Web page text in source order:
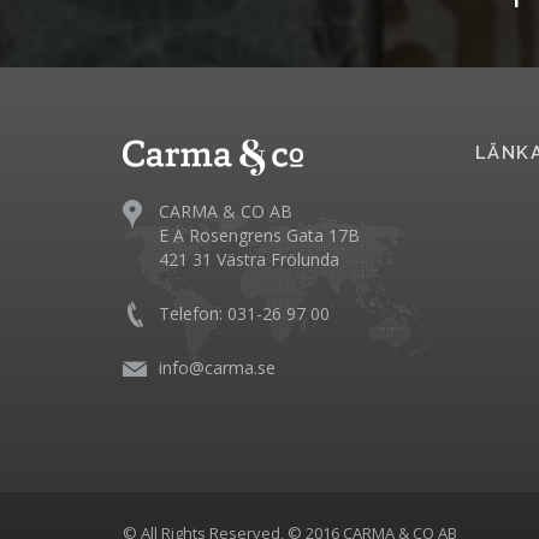
CARMA & CO AB
E A Rosengrens Gata 17B
421 31 Västra Frölunda
Telefon: 031-26 97 00
info@carma.se
© All Rights Reserved, © 2016 CARMA & CO AB